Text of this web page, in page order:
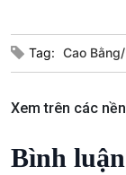
Trước giờ mở cửa
Dòng chảy Kinh tế
Khởi nghiệp
thương mại
Tag: Cao
Xem trên các
Bình luận